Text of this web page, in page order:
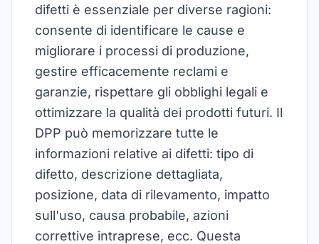
difetti è essenziale per diverse ragioni:
consente di identificare le cause e
migliorare i processi di produzione,
gestire efficacemente reclami e
garanzie, rispettare gli obblighi legali e
ottimizzare la qualità dei prodotti futuri. Il
DPP può memorizzare tutte le
informazioni relative ai difetti: tipo di
difetto, descrizione dettagliata,
posizione, data di rilevamento, impatto
sull'uso, causa probabile, azioni
correttive intraprese, ecc. Questa